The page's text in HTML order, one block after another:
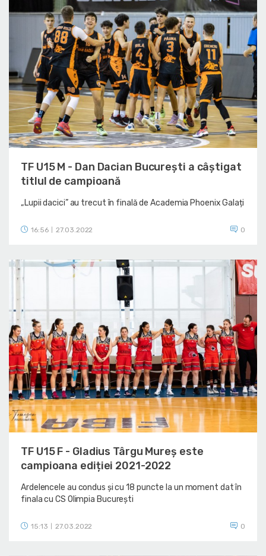
TF U15 M - Dan Dacian București a câștigat
titlul de campioană
„Lupii dacici” au trecut în finală de Academia Phoenix Galați
16:56 27.03.2022 0
TF U15 F - Gladius Târgu Mureș este
campioana ediției 2021-2022
Ardelencele au condus și cu 18 puncte la un moment dat în
finala cu CS Olimpia București
15:13 27.03.2022 0